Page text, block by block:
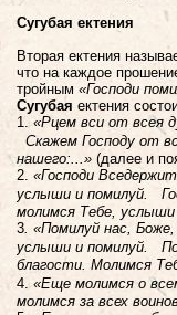
Сугубая ектения
Вторая ектения
что на каждое
тройным «Господи
Сугубая ектения
1. «Рцем вси от всея
Скажем Господу от
нашего:...»(далее и
2. «Господи
услыши и помилуй.
молимся Тебе, услыши
3. «Помилуй нас,
услыши и помилуй.
благости. Молимся
4. «Еще молимся о
молимся за всех